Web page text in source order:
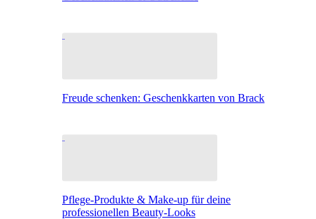
Freude schenken: Geschenkkarten von Brack
Pflege-Produkte & Make-up für deine
professionellen Beauty-Looks